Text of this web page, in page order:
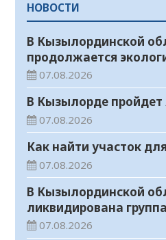
НОВОСТИ
В Кызылординской
продолжается
«Таза Қазақстан»
07.08.2026
В Кызылорде пройдет
07.08.2026
Как найти участок
07.08.2026
В Кызылординской
ликвидирована
добытчиков золота
07.08.2026